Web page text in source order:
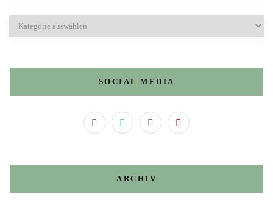
SOCIAL MEDIA
ARCHIV